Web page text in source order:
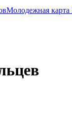
Молодежная карта